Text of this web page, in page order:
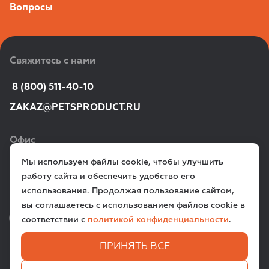
Вопросы
Свяжитесь с нами
8 (800) 511-40-10
ZAKAZ@PETSPRODUCT.RU
Офис
г. Санкт‑Петербург,
ул. Всеволода Вишневского, д. 12a
VK TG
Мы используем файлы cookie, чтобы улучшить
работу сайта и обеспечить удобство его
использования. Продолжая пользование сайтом,
вы соглашаетесь с использованием файлов cookie в
соответствии с политикой конфиденциальности.
ПРИНЯТЬ ВСЕ